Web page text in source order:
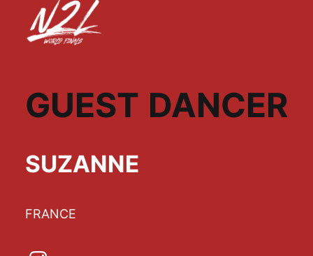
GUEST DANCER
SUZANNE
FRANCE